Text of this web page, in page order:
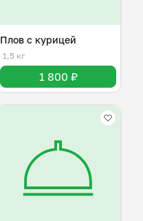
Плов с курицей
1,5 кг
1 800 ₽